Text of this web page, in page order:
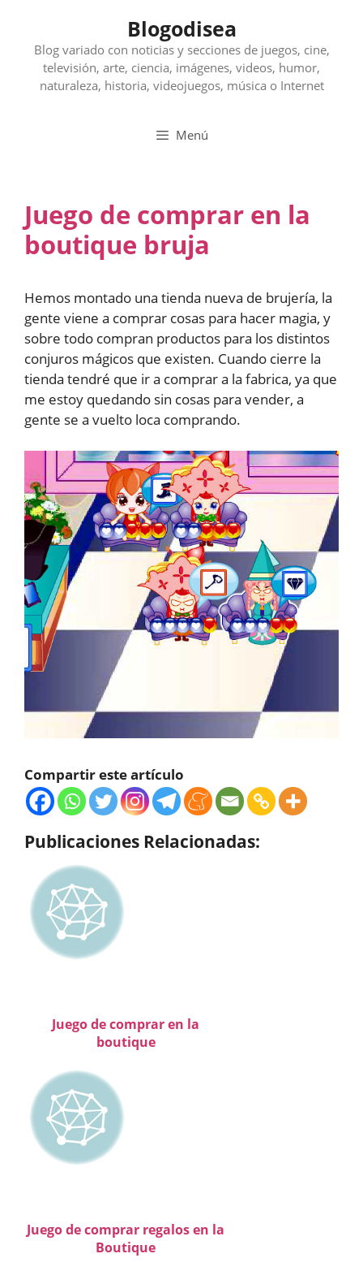
contenido
Blogodisea
Blog variado con noticias y secciones de juegos, cine,
televisión, arte, ciencia, imágenes, videos, humor,
naturaleza, historia, videojuegos, música o Internet
Menú
Juego de comprar en la
boutique bruja
Hemos montado una tienda nueva de brujería, la
gente viene a comprar cosas para hacer magia, y
sobre todo compran productos para los distintos
conjuros mágicos que existen. Cuando cierre la
tienda tendré que ir a comprar a la fabrica, ya que
me estoy quedando sin cosas para vender, a
gente se a vuelto loca comprando.
Compartir este artículo
Publicaciones Relacionadas:
Juego de comprar en la
boutique
Juego de comprar regalos en la
Boutique